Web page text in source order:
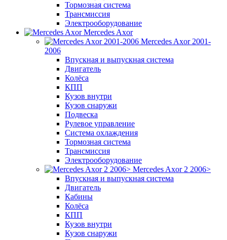
Тормозная система
Трансмиссия
Электрооборудование
Mercedes Axor
Mercedes Axor 2001-
2006
Впускная и выпускная система
Двигатель
Колёса
КПП
Кузов внутри
Кузов снаружи
Подвеска
Рулевое управление
Система охлаждения
Тормозная система
Трансмиссия
Электрооборудование
Mercedes Axor 2 2006>
Впускная и выпускная система
Двигатель
Кабины
Колёса
КПП
Кузов внутри
Кузов снаружи